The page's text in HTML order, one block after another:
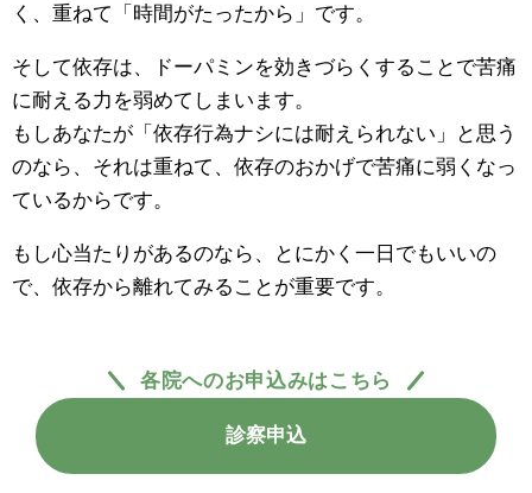
く、重ねて「時間がたったから」です。
そして依存は、ドーパミンを効きづらくすることで苦痛
に耐える力を弱めてしまいます。
もしあなたが「依存行為ナシには耐えられない」と思う
のなら、それは重ねて、依存のおかげで苦痛に弱くなっ
ているからです。
もし心当たりがあるのなら、とにかく一日でもいいの
で、依存から離れてみることが重要です。
各院へのお申込みはこちら
診察申込